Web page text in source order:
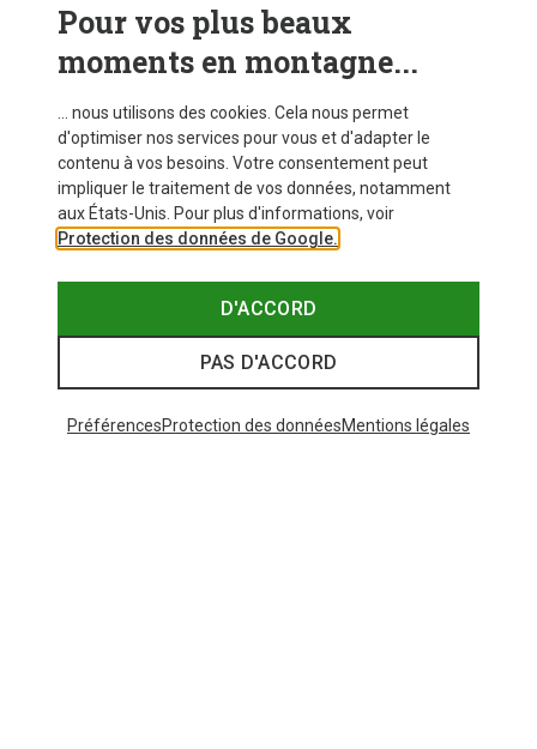
CHF 10,85
Pour vos plus beaux
moments en montagne...
... nous utilisons des cookies. Cela nous permet
d'optimiser nos services pour vous et d'adapter le
contenu à vos besoins. Votre consentement peut
impliquer le traitement de vos données, notamment
aux États-Unis. Pour plus d'informations, voir
Protection des données de Google.
D'ACCORD
PAS D'ACCORD
PréférencesProtection des donnéesMentions légales